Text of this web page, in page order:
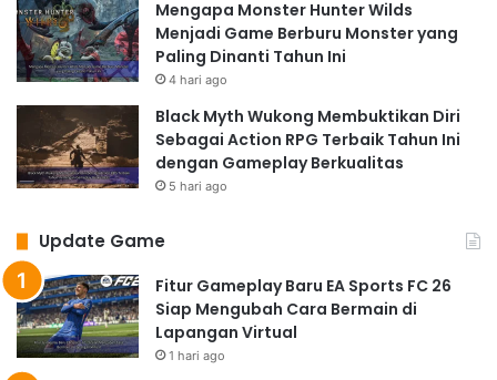
Mengapa Monster Hunter Wilds
Menjadi Game Berburu Monster yang
Paling Dinanti Tahun Ini
4 hari ago
Black Myth Wukong Membuktikan Diri
Sebagai Action RPG Terbaik Tahun Ini
dengan Gameplay Berkualitas
5 hari ago
Update Game
Fitur Gameplay Baru EA Sports FC 26
Siap Mengubah Cara Bermain di
Lapangan Virtual
1 hari ago